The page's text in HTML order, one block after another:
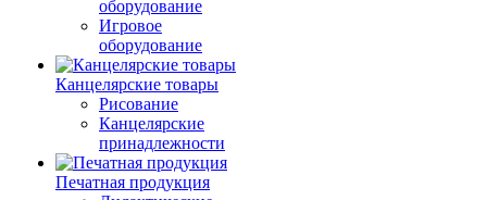
оборудование
Игровое
оборудование
Канцелярские товары
Рисование
Канцелярские
принадлежности
Печатная продукция